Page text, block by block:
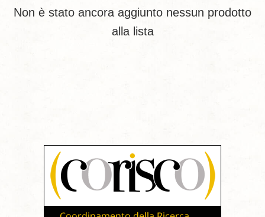
Non è stato ancora aggiunto nessun prodotto
alla lista